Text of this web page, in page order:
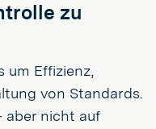
zu
um Effizienz,
von Standards.
aber nicht auf